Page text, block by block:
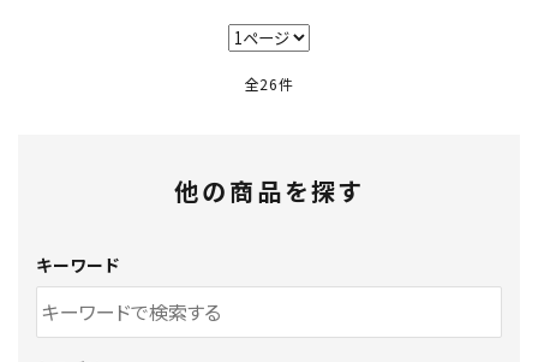
全26件
他の商品を探す
キーワード